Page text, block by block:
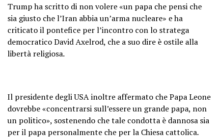
Trump ha scritto di non volere «un papa che pensi che
sia giusto che l’Iran abbia un’arma nucleare» e ha
criticato il pontefice per l’incontro con lo stratega
democratico David Axelrod, che a suo dire è ostile alla
libertà religiosa.
Il presidente degli USA inoltre affermato che Papa Leone
dovrebbe «concentrarsi sull’essere un grande papa, non
un politico», sostenendo che tale condotta è dannosa sia
per il papa personalmente che per la Chiesa cattolica.